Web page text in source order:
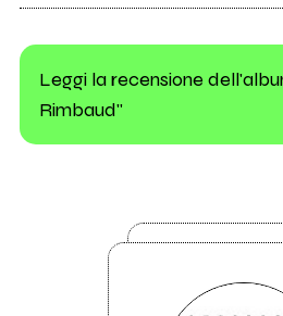
Leggi la recensione
Rimbaud"